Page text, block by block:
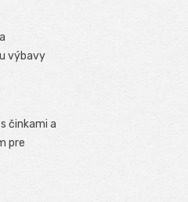
výbavy
činkami a
pre